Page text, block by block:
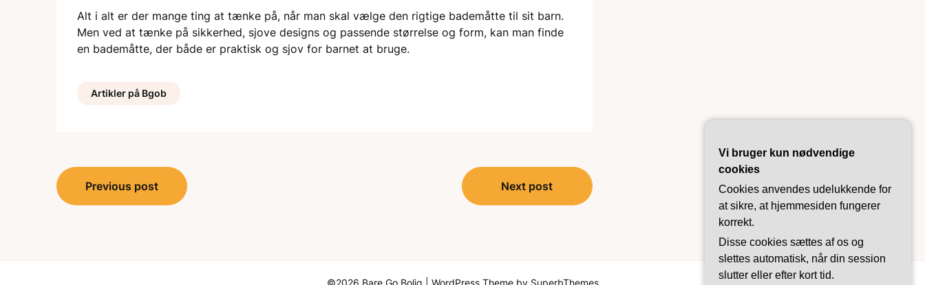
Alt i alt er der mange ting at tænke på, når man skal vælge den rigtige bademåtte til sit barn.
Men ved at tænke på sikkerhed, sjove designs og passende størrelse og form, kan man finde
en bademåtte, der både er praktisk og sjov for barnet at bruge.
Artikler på Bgob
Indlægsnavigation
Previous post Next post
©2026 Bare Go Bolig | WordPress Theme by SuperbThemes
Vi bruger kun nødvendige
cookies
Cookies anvendes udelukkende for
at sikre, at hjemmesiden fungerer
korrekt.
Disse cookies sættes af os og
slettes automatisk, når din session
slutter eller efter kort tid.